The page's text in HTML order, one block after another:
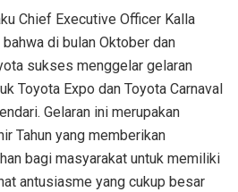
Chief Executive Officer Kalla
di bulan Oktober dan
sukses menggelar gelaran
Toyota Expo dan Toyota Carnaval
Gelaran ini merupakan
Tahun yang memberikan
bagi masyarakat untuk memiliki
antusiasme yang cukup besar